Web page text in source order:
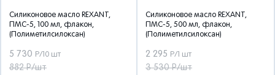
Силиконовое масло REXANT,
ПМС-5, 100 мл, флакон,
(Полиметилсилоксан)
5 730 Р/10 шт
882 Р/шт
Силиконовое масло REXANT,
ПМС-5, 500 мл, флакон,
(Полиметилсилоксан)
2 295 Р/1 шт
3 530 Р/шт